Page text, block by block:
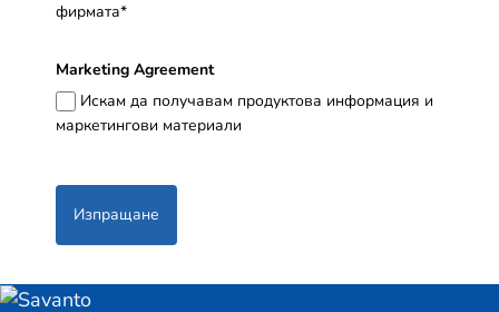
фирмата*
Marketing Agreement
Искам да получавам продуктова информация и
маркетингови материали
Изпращане